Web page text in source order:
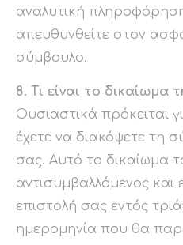
αναλυτική
απευθυνθείτε στον
σύμβουλο.
8. Τι είναι το
Ουσιαστικά πρόκειται
έχετε να διακόψετε τη
σας. Αυτό το δικαίωμα
αντισυμβαλλόμενος και
επιστολή σας εντός
ημερομηνία που θα